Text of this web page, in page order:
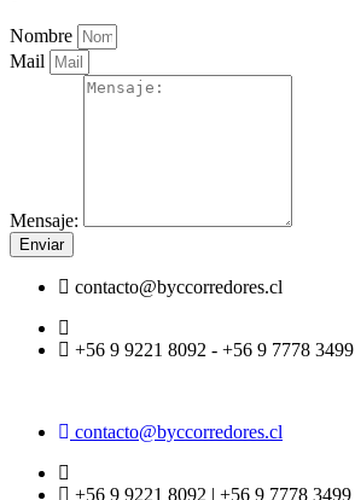
Nombre
Mail
Mensaje:
Enviar
contacto@byccorredores.cl
+56 9 9221 8092 - +56 9 7778 3499
contacto@byccorredores.cl
+56 9 9221 8092 | +56 9 7778 3499